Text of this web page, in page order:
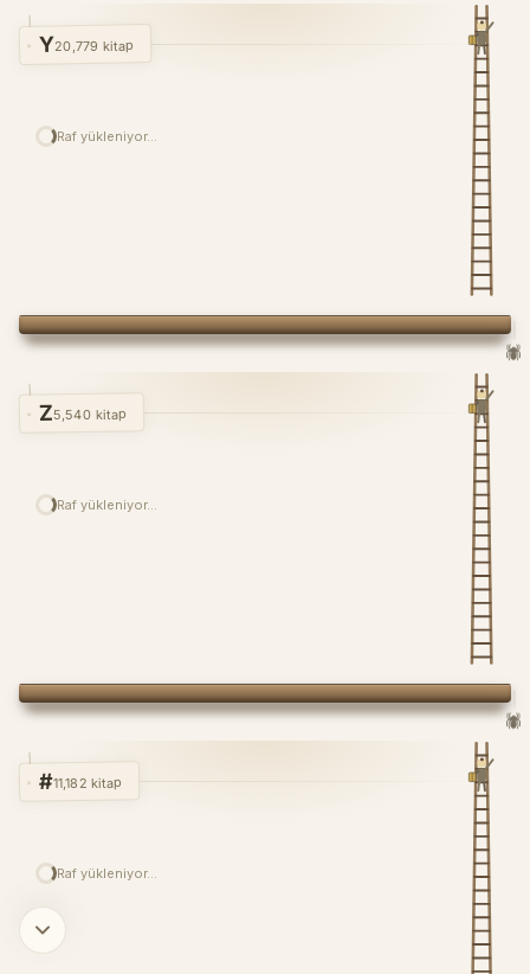
🕷️
Y20,779 kitap
Raf yükleniyor…
🕷️
Z5,540 kitap
Raf yükleniyor…
#11,182 kitap
Raf yükleniyor…